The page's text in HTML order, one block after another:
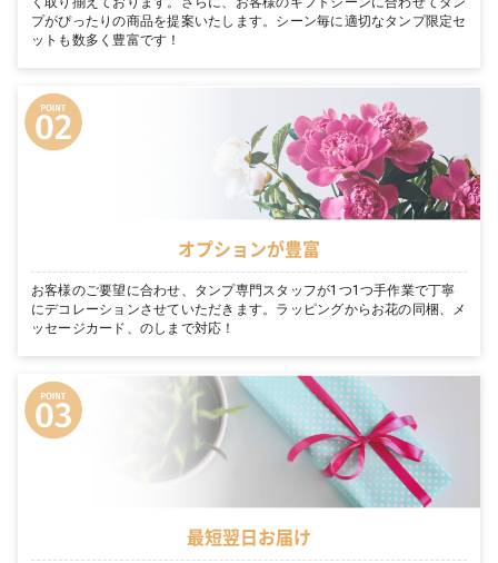
プがぴったりの商品を提案いたします。シーン毎に適切なタンプ限定セ
ットも数多く豊富です！
オプションが豊富
お客様のご要望に合わせ、タンプ専門スタッフが1つ1つ手作業で丁寧
にデコレーションさせていただきます。ラッピングからお花の同梱、メ
ッセージカード、のしまで対応！
最短翌日お届け